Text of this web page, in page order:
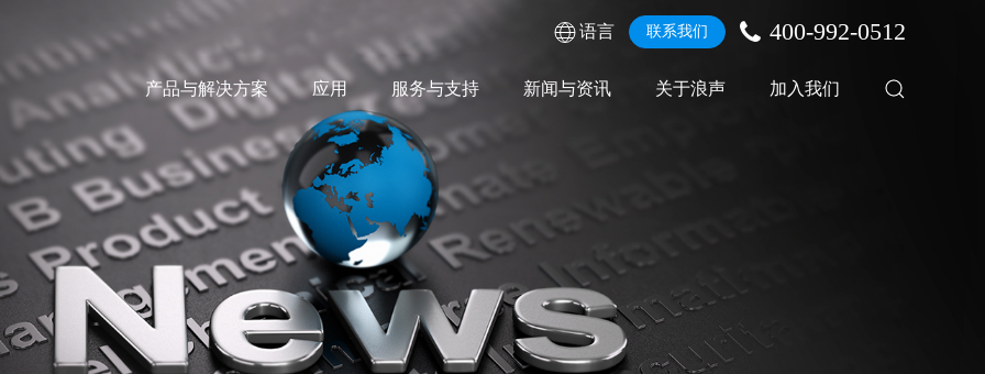
语言 联系我们 400-992-0512
产品与解决方案 应用 服务与支持 新闻与资讯 关于浪声 加入我们